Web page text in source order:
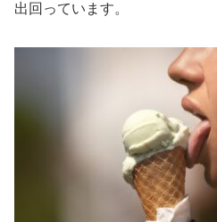
出回っています。